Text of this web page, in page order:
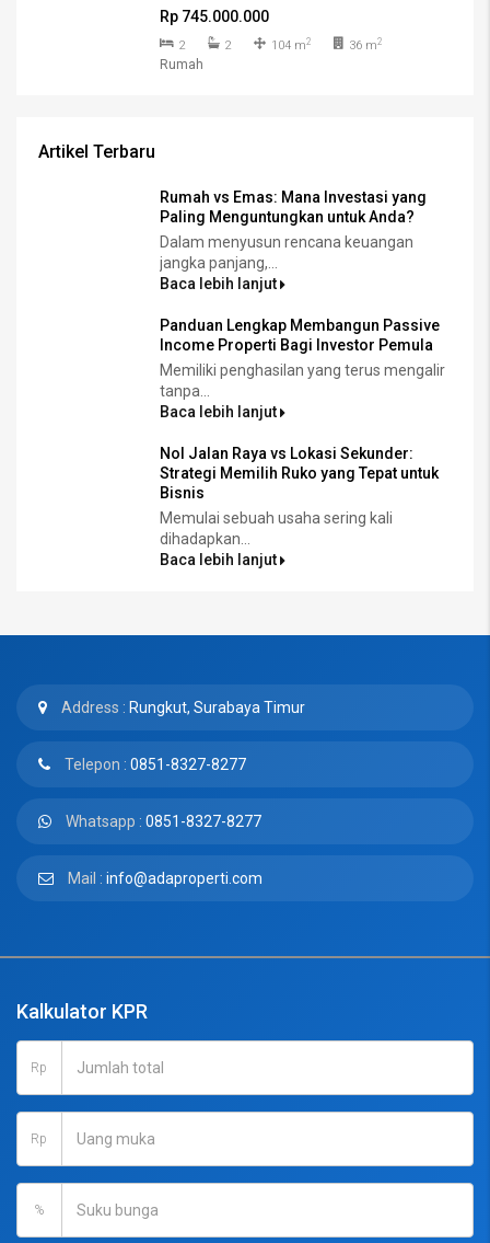
Rp 745.000.000
2 2 104 m2 36 m2
Rumah
Artikel Terbaru
Rumah vs Emas: Mana Investasi yang
Paling Menguntungkan untuk Anda?
Dalam menyusun rencana keuangan
jangka panjang,...
Baca lebih lanjut
Panduan Lengkap Membangun Passive
Income Properti Bagi Investor Pemula
Memiliki penghasilan yang terus mengalir
tanpa...
Baca lebih lanjut
Nol Jalan Raya vs Lokasi Sekunder:
Strategi Memilih Ruko yang Tepat untuk
Bisnis
Memulai sebuah usaha sering kali
dihadapkan...
Baca lebih lanjut
Address : Rungkut, Surabaya Timur
Telepon : 0851-8327-8277
Whatsapp : 0851-8327-8277
Mail : info@adaproperti.com
Kalkulator KPR
Rp
Rp
%